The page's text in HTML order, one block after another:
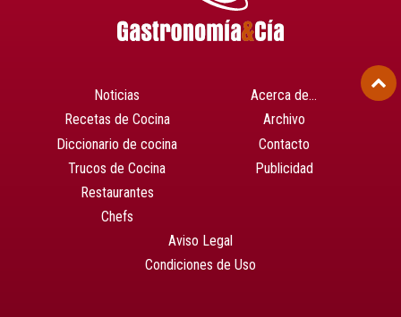
Noticias
Recetas de Cocina
Diccionario de cocina
Trucos de Cocina
Restaurantes
Chefs
Acerca de…
Archivo
Contacto
Publicidad
Aviso Legal
Condiciones de Uso